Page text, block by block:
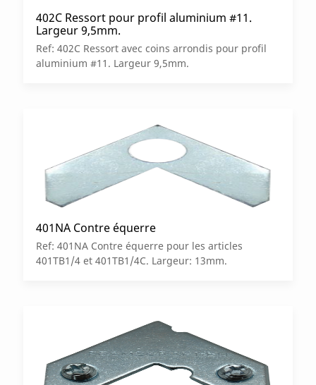
402C Ressort pour profil aluminium #11.
Largeur 9,5mm.
Ref: 402C Ressort avec coins arrondis pour profil
aluminium #11. Largeur 9,5mm.
401NA Contre équerre
Ref: 401NA Contre équerre pour les articles
401TB1/4 et 401TB1/4C. Largeur: 13mm.